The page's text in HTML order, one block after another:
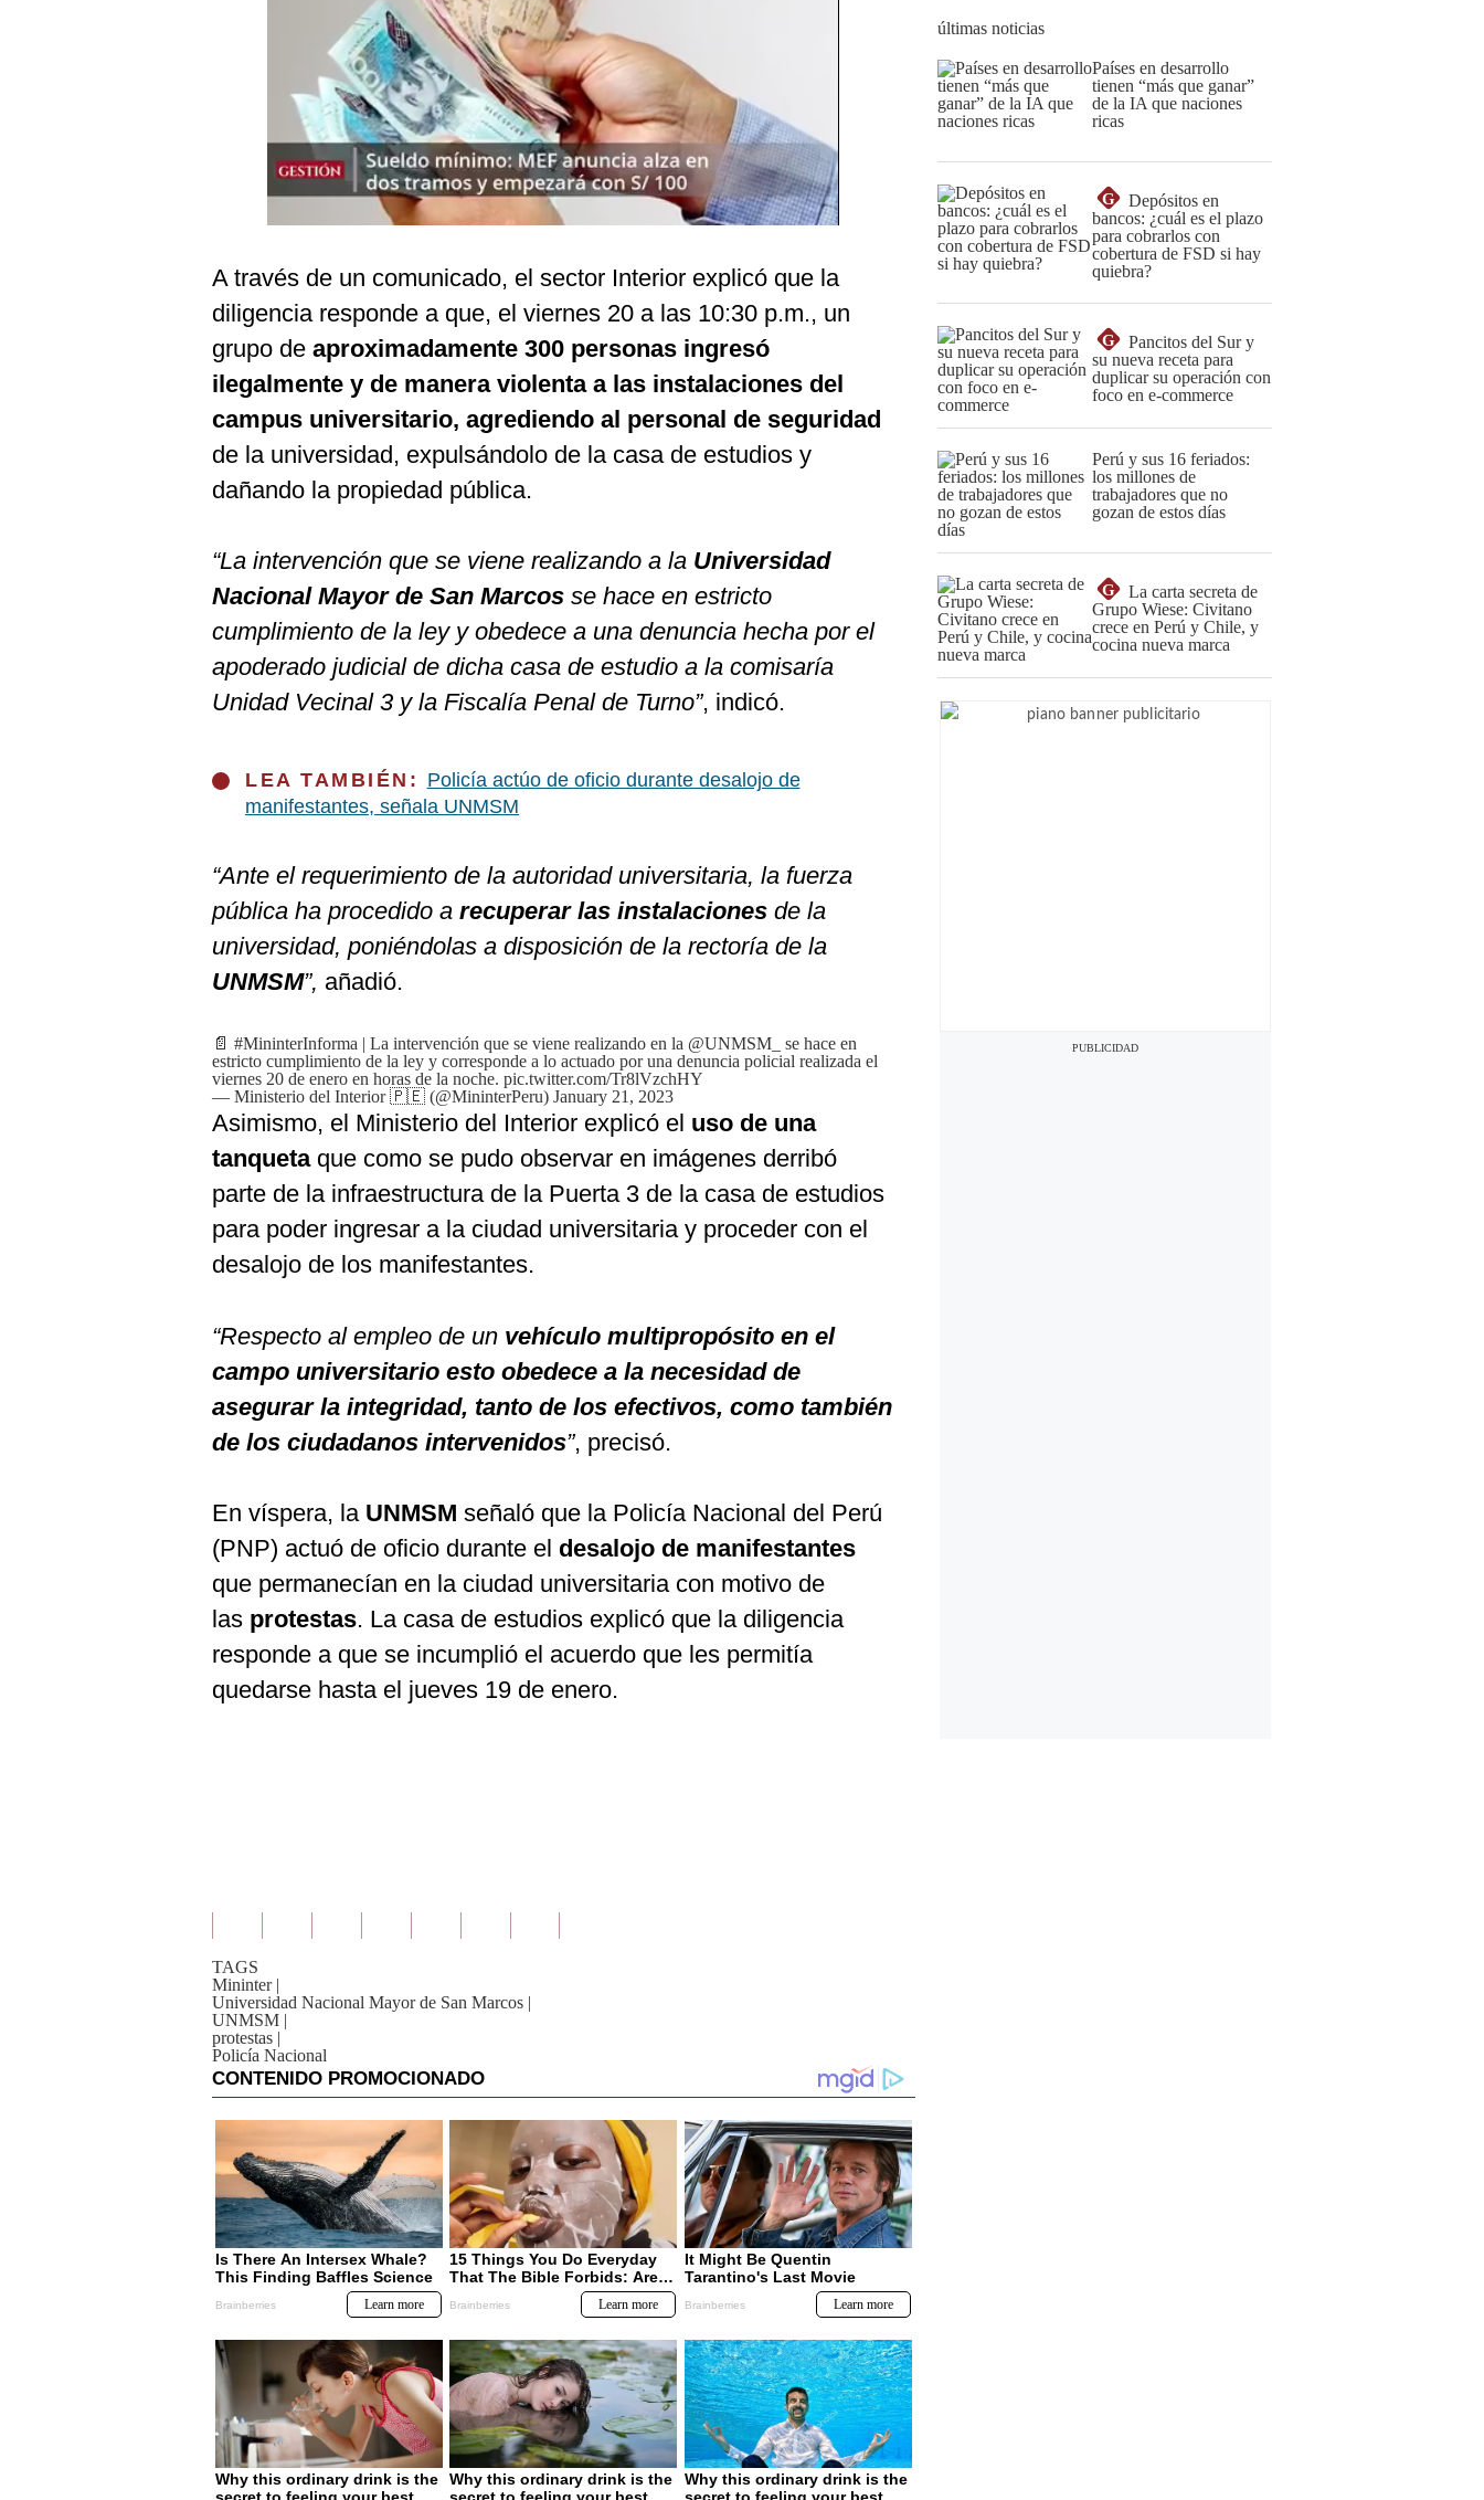
A través de un comunicado, el sector Interior explicó que la
diligencia responde a que, el viernes 20 a las 10:30 p.m., un
grupo de aproximadamente 300 personas ingresó
ilegalmente y de manera violenta a las instalaciones del
campus universitario, agrediendo al personal de seguridad
de la universidad, expulsándolo de la casa de estudios y
dañando la propiedad pública.
“La intervención que se viene realizando a la Universidad
Nacional Mayor de San Marcos se hace en estricto
cumplimiento de la ley y obedece a una denuncia hecha por el
apoderado judicial de dicha casa de estudio a la comisaría
Unidad Vecinal 3 y la Fiscalía Penal de Turno”, indicó.
LEA TAMBIÉN: Policía actúo de oficio durante desalojo de
manifestantes, señala UNMSM
“Ante el requerimiento de la autoridad universitaria, la fuerza
pública ha procedido a recuperar las instalaciones de la
universidad, poniéndolas a disposición de la rectoría de la
UNMSM”, añadió.
📄 #MininterInforma | La intervención que se viene realizando en la @UNMSM_
se hace en
estricto cumplimiento de la ley y corresponde a lo actuado por una denuncia policial realizada el
viernes 20 de enero en horas de la noche. pic.twitter.com/Tr8lVzchHY
— Ministerio del Interior 🇵🇪 (@MininterPeru) January 21, 2023
Asimismo, el Ministerio del Interior explicó el uso de una
tanqueta que como se pudo observar en imágenes derribó
parte de la infraestructura de la Puerta 3 de la casa de estudios
para poder ingresar a la ciudad universitaria y proceder con el
desalojo de los manifestantes.
“Respecto al empleo de un vehículo multipropósito en el
campo universitario esto obedece a la necesidad de
asegurar la integridad, tanto de los efectivos, como también
de los ciudadanos intervenidos”, precisó.
En víspera, la UNMSM señaló que la Policía Nacional del Perú
(PNP) actuó de oficio durante el desalojo de manifestantes
que permanecían en la ciudad universitaria con motivo de
las protestas. La casa de estudios explicó que la diligencia
responde a que se incumplió el acuerdo que les permitía
quedarse hasta el jueves 19 de enero.
TAGS
Mininter |
Universidad Nacional Mayor de San Marcos |
UNMSM |
protestas |
Policía Nacional
últimas noticias
Países en desarrollo
tienen “más que ganar”
de la IA que naciones
ricas
G
Depósitos en
bancos: ¿cuál es el plazo
para cobrarlos con
cobertura de FSD si hay
quiebra?
G
Pancitos del Sur y
su nueva receta para
duplicar su operación con
foco en e-commerce
Perú y sus 16 feriados:
los millones de
trabajadores que no
gozan de estos días
G
La carta secreta de
Grupo Wiese: Civitano
crece en Perú y Chile, y
cocina nueva marca